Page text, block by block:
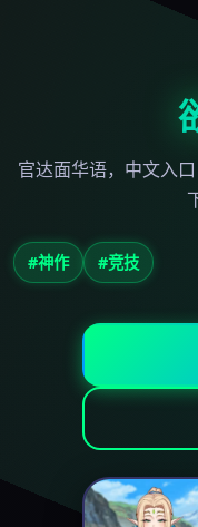
官达面华语，中文入
#神作 #竞技